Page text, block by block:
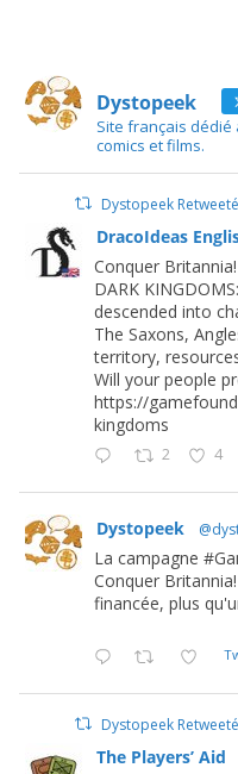
Dystopeek
Site français dédié
comics et films.
Dystopeek Retweeté
DracoIdeas
Conquer
DARK
descended into
The Saxons,
territory,
Will your people
https://
kingdoms
2 4
Dystopeek
La campagne
Conquer
financée, plus
Dystopeek Retweeté
The Players’ Aid